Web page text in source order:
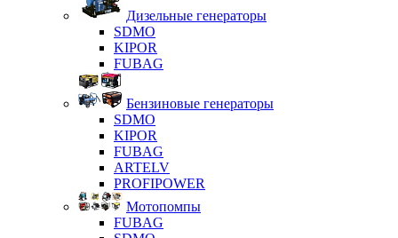
Дизельные генераторы
SDMO
KIPOR
FUBAG
Бензиновые генераторы
SDMO
KIPOR
FUBAG
ARTELV
PROFIPOWER
Мотопомпы
FUBAG